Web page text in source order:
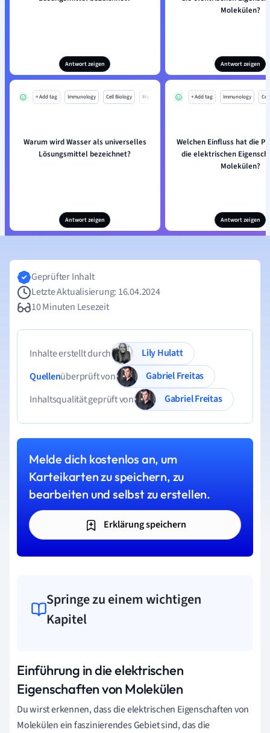
Antwort zeigen
Molekülen?
Antwort zeigen
+ Add tag Immunology Cell Biology Mo
Warum wird Wasser als universelles
Lösungsmittel bezeichnet?
Antwort zeigen
+ Add tag Immunology
Welchen Einfluss hat die
die elektrischen
Molekülen?
Antwort zeigen
Geprüfter Inhalt
Letzte Aktualisierung: 16.04.2024
10 Minuten Lesezeit
Inhalte erstellt durch
Lily Hulatt
Quellenüberprüft von
Gabriel Freitas
Inhaltsqualität geprüft von
Gabriel Freitas
Melde dich kostenlos an, um
Karteikarten zu speichern, zu
bearbeiten und selbst zu erstellen.
Erklärung speichern
Springe zu einem wichtigen
Kapitel
Einführung in die elektrischen
Eigenschaften von Molekülen
Du wirst erkennen, dass die elektrischen Eigenschaften von
Molekülen ein faszinierendes Gebiet sind, das die